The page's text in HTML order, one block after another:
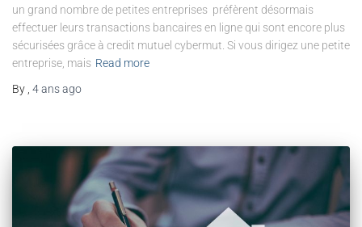
un grand nombre de petites entreprises préfèrent désormais
effectuer leurs transactions bancaires en ligne qui sont encore plus
sécurisées grâce à credit mutuel cybermut. Si vous dirigez une petite
entreprise, mais Read more
By 4 ansago